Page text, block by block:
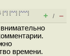
[^] [^^] [^^^]
+ / –
времени.